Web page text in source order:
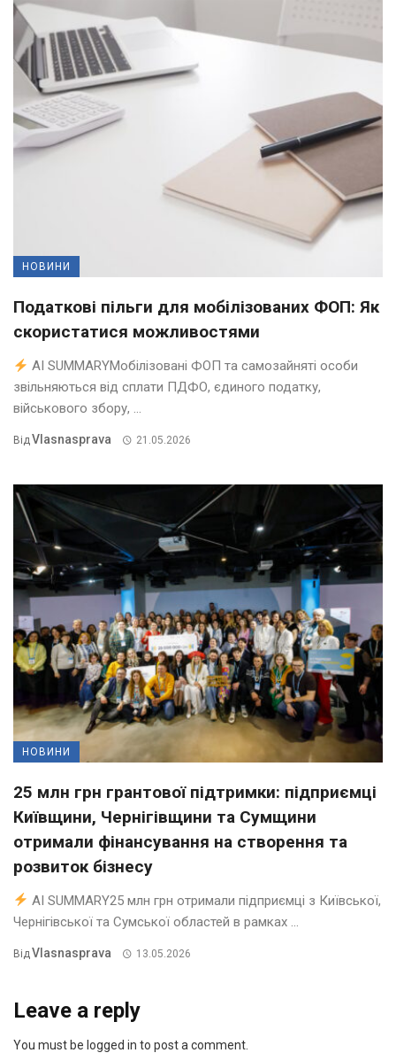
НОВИНИ
Податкові пільги для мобілізованих ФОП: Як
скористатися можливостями
AI SUMMARYМобілізовані ФОП та самозайняті особи
звільняються від сплати ПДФО, єдиного податку,
військового збору, ...
ВідVlasnasprava 21.05.2026
НОВИНИ
25 млн грн грантової підтримки: підприємці
Київщини, Чернігівщини та Сумщини
отримали фінансування на створення та
розвиток бізнесу
AI SUMMARY25 млн грн отримали підприємці з Київської,
Чернігівської та Сумської областей в рамках ...
Від Vlasnasprava 13.05.2026
Leave a reply
You must be logged in to post a comment.